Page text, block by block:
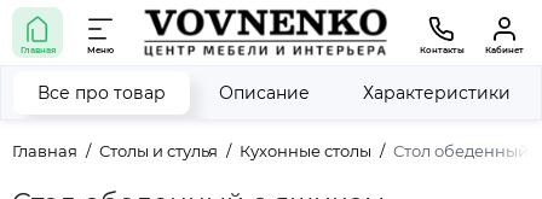
Главная Меню Контакты Кабинет
Главная Столы и стулья Кухонные столы Стол обеденный
Все про товар Описание Характеристики